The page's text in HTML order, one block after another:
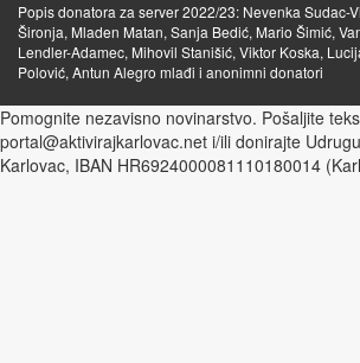
Popis donatora za server 2022/23: Nevenka Sudac-
Šironja, Mladen Matan, Sanja Bedić, Mario Šimić,
Lendler-Adamec, Mihovil Stanišić, Viktor Koska,
Polović, Antun Alegro mlađi i anonimni donatori
Pomognite nezavisno novinarstvo. Pošaljite
portal@aktivirajkarlovac.net i/ili donirajte
Karlovac, IBAN HR6924000081110180014